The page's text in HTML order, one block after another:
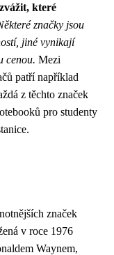
které
značky jsou
jiné vynikají
cenou. Mezi
patří například
z těchto značek
pro studenty
značek
v roce 1976
Waynem,